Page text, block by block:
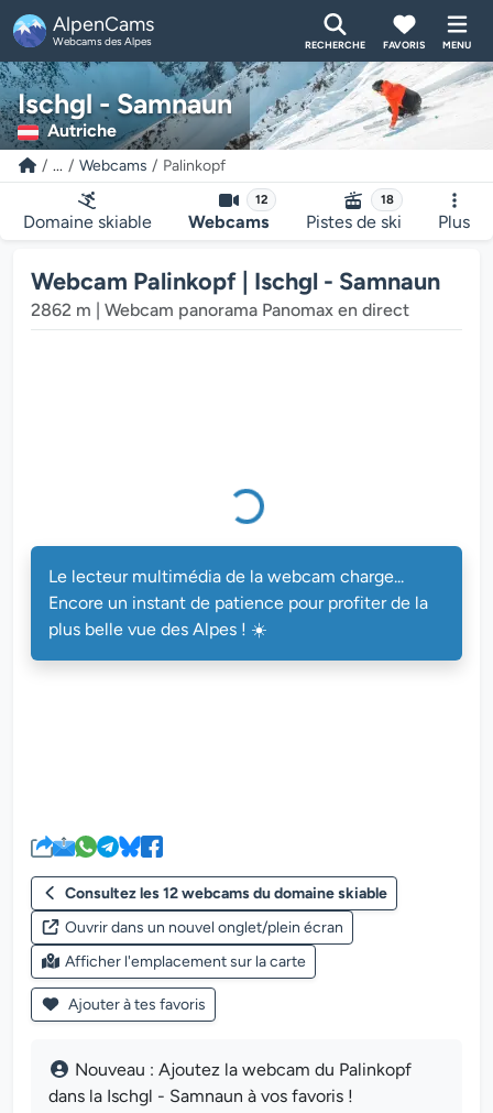
AlpenCams
Webcams des Alpes RECHERCHE FAVORIS MENU
Ischgl - Samnaun
Autriche
... Webcams Palinkopf
Domaine skiable
12
Webcams
18
Pistes de ski Plus
Webcam Palinkopf | Ischgl - Samnaun
2862 m | Webcam panorama Panomax en direct
Le lecteur multimédia de la webcam charge...
Le lecteur multimédia de la webcam charge...
Encore un instant de patience pour profiter de la
plus belle vue des Alpes ! ☀️
Consultez les 12 webcams du domaine skiable
Ouvrir dans un nouvel onglet/plein écran
Afficher l'emplacement sur la carte
Ajouter à tes favoris
Nouveau : Ajoutez la webcam du Palinkopf
dans la Ischgl - Samnaun à vos favoris !